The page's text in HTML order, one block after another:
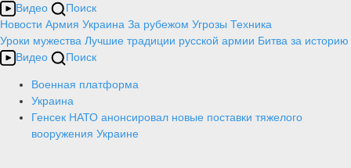
Видео
Поиск
Новости Армия Украина За рубежом Угрозы Техника
Уроки мужества Лучшие традиции русской армии Битва за историю
Видео
Поиск
Военная платформа
Украина
Генсек НАТО анонсировал новые поставки тяжелого
вооружения Украине